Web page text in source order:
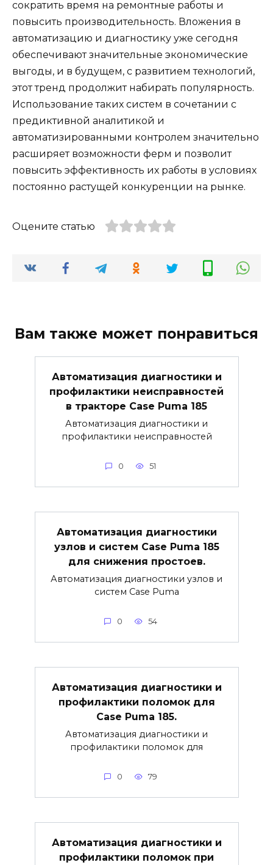
сократить время на ремонтные работы и
повысить производительность. Вложения в
автоматизацию и диагностику уже сегодня
обеспечивают значительные экономические
выгоды, и в будущем, с развитием технологий,
этот тренд продолжит набирать популярность.
Использование таких систем в сочетании с
предиктивной аналитикой и
автоматизированными контролем значительно
расширяет возможности ферм и позволит
повысить эффективность их работы в условиях
постоянно растущей конкуренции на рынке.
Оцените статью
Вам также может понравиться
Автоматизация диагностики и
профилактики неисправностей
в тракторе Case Puma 185
Автоматизация диагностики и
профилактики неисправностей
0 51
Автоматизация диагностики
узлов и систем Case Puma 185
для снижения простоев.
Автоматизация диагностики узлов и
систем Case Puma
0 54
Автоматизация диагностики и
профилактики поломок для
Case Puma 185.
Автоматизация диагностики и
профилактики поломок для
0 79
Автоматизация диагностики и
профилактики поломок при